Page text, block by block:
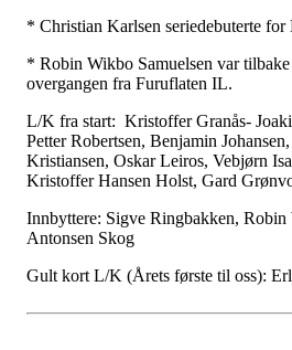
* Christian Karlsen seriedebuterte
* Robin Wikbo Samuelsen var
overgangen fra Furuflaten IL.
L/K fra start: Kristoffer Granås-
Petter Robertsen, Benjamin
Kristiansen, Oskar Leiros, Vebjørn
Kristoffer Hansen Holst, Gard
Innbyttere: Sigve Ringbakken, Robin
Antonsen Skog
Gult kort L/K (Årets første til oss):